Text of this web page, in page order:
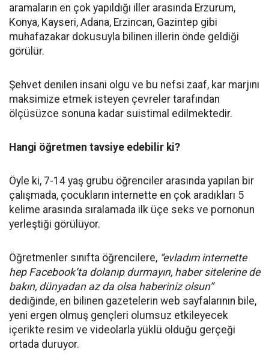
aramaların en çok yapıldığı iller arasında Erzurum,
Konya, Kayseri, Adana, Erzincan, Gazintep gibi
muhafazakar dokusuyla bilinen illerin önde geldiği
görülür.
Şehvet denilen insani olgu ve bu nefsi zaaf, kar marjını
maksimize etmek isteyen çevreler tarafından
ölçüsüzce sonuna kadar suistimal edilmektedir.
Hangi öğretmen tavsiye edebilir ki?
Öyle ki, 7-14 yaş grubu öğrenciler arasında yapılan bir
çalışmada, çocukların internette en çok aradıkları 5
kelime arasında sıralamada ilk üçe seks ve pornonun
yerleştiği görülüyor.
Öğretmenler sınıfta öğrencilere, “evladım internette
hep Facebook’ta dolanıp durmayın, haber sitelerine de
bakın, dünyadan az da olsa haberiniz olsun”
dediğinde, en bilinen gazetelerin web sayfalarının bile,
yeni ergen olmuş gençleri olumsuz etkileyecek
içerikte resim ve videolarla yüklü olduğu gerçeği
ortada duruyor.